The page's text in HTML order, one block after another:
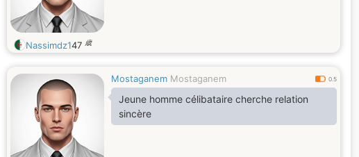
Nassimdz147 歳
Mostaganem Mostaganem 0.5
Jeune homme célibataire cherche relation
sincère